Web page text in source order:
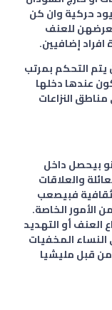
حركية وان كن
للعنف
إضافيين.
التحكم بمرتب
عندها دخلها
النزاعات
بيحصل داخل
والعلاقات
ثقافية فبيصعب
الأمور الخاصة.
أو التهديد
المخفيات
من قبل مليشيا